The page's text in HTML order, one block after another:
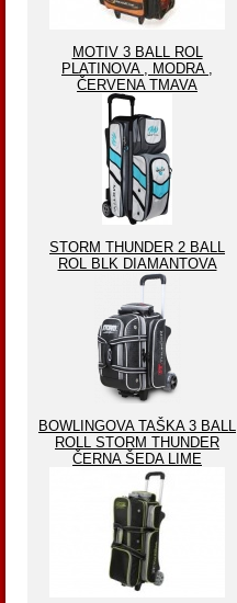
MOTIV 3 BALL ROL
PLATINOVA , MODRA ,
ČERVENA TMAVA
STORM THUNDER 2 BALL
ROL BLK DIAMANTOVA
BOWLINGOVA TAŠKA 3 BALL
ROLL STORM THUNDER
ČERNA ŠEDA LIME